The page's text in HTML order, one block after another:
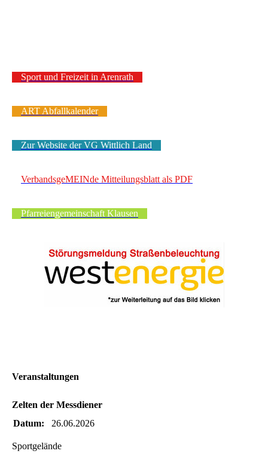
Sport und Freizeit in Arenrath
ART Abfallkalender
Zur Website der VG Wittlich Land
VerbandsgeMEINde Mitteilungsblatt als PDF
Pfarreiengemeinschaft Klausen
Veranstaltungen
Zelten der Messdiener
Datum:
26.06.2026
Sportgelände